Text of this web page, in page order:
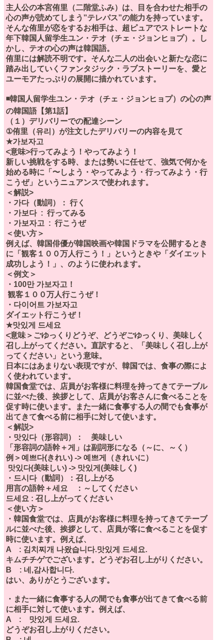
主人公の本宮侑里（二階堂ふみ）は、目を合わせた相手の
心の声が読めてしまう”テレパス”の能力を持っています。
そんな侑里が恋をするお相手は、超ピュアでストレートな
年下韓国人留学生ユン・テオ（チェ・ジョンヒョプ）。し
かし、テオの心の声は韓国語。
侑里には解読不明です。そんな二人の出会いと新たな恋に
踏み出していくファンタジック・ラブストーリーを、愛と
ユーモアたっぷりの展開に描かれています。
◾️韓国人留学生ユン・テオ（チェ・ジョンヒョプ）の心の声
の韓国語【第1話】
（１）デリバリーでの配達シーン
①侑里（유리）が注文したデリバリーの内容を見て
★가보자고
<意味>行ってみよう！やってみよう！
新しい挑戦をする時、または勢いに任せて、強気で何かを
始める時に「〜しよう・やってみよう・行ってみよう・行
こうぜ」というニュアンスで使われます。
＜解説>
・가다（動詞）： 行く
・가보다 : 行ってみる
・가보자고 : 行こうぜ
＜使い方＞
例えば、韓国俳優が韓国映画や韓国ドラマを公開するとき
に「観客１００万人行こう！」というときや「ダイエット
成功しよう！」、のように使われます。
＜例文＞
・100만 가보자고！
観客１００万人行こうぜ！
・다이어트 가보자고
ダイエット行こうぜ！
★맛있게 드세요
<意味＞ごゆっくりどうぞ、どうぞごゆっくり、美味しく
召し上がってください。直訳すると、「美味しく召し上が
ってください」という意味。
日本にはあまりない表現ですが、韓国では、食事の際によ
く使われています。
韓国食堂では、店員がお客様に料理を持ってきてテーブル
に並べた後、挨拶として、店員がお客さんに食べることを
促す時に使います。また一緒に食事する人の間でも食事が
出てきて食べる前に相手に対して使います。
＜解説>
・맛있다（形容詞）： 美味しい
「形容詞の語幹＋게」は副詞形になる（～に、～く）
例＞예쁘다(きれい) -> 예쁘게（きれいに）
맛있다(美味しい) -> 맛있게(美味しく)
・드시다（動詞）：召し上がる
用言の語幹＋세요 ：～してください
드세요 : 召し上がってください
＜使い方＞
・韓国食堂では、店員がお客様に料理を持ってきてテーブ
ルに並べた後、挨拶として、店員が客に食べることを促す
時に使います。例えば、
A : 김치찌개 나왔습니다.맛있게 드세요.
キムチチゲでございます。どうぞお召し上がりください。
B : 네,감사합니다.
はい、ありがとうございます。
・また一緒に食事する人の間でも食事が出てきて食べる前
に相手に対して使います。例えば、
A : 맛있게 드세요.
どうぞお召し上がりください。